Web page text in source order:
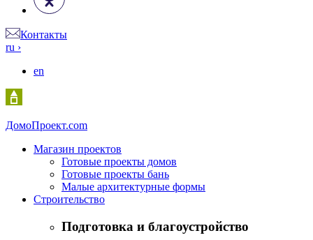
Контакты
ru ›
en
ДомоПроект.com
Магазин проектов
Готовые проекты домов
Готовые проекты бань
Малые архитектурные формы
Строительство
Подготовка и благоустройство